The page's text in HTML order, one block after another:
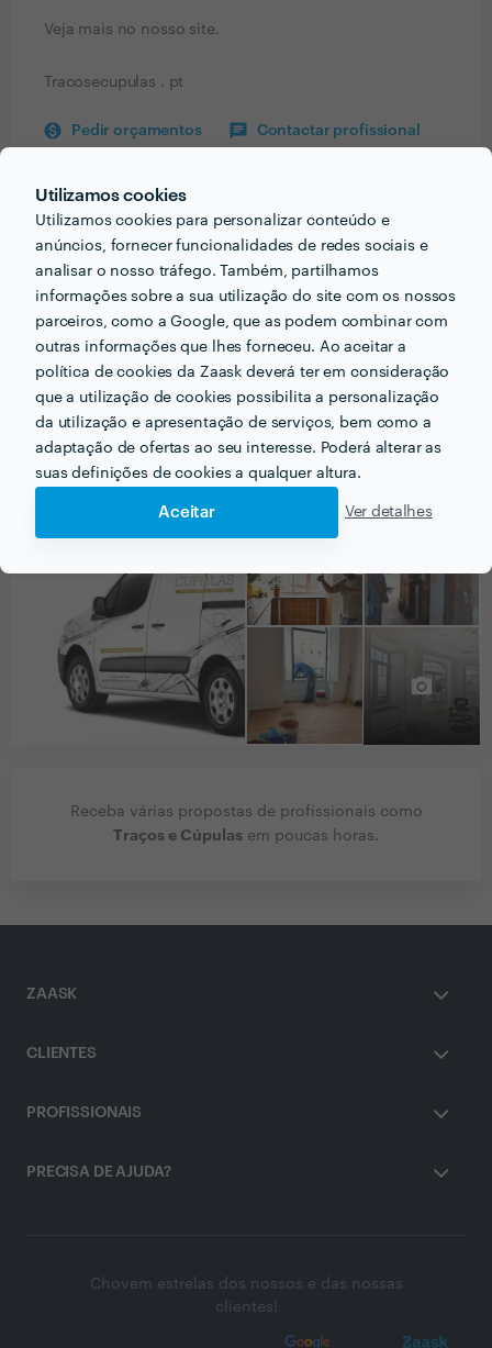
Utilizamos cookies
Utilizamos cookies para personalizar conteúdo e
anúncios, fornecer funcionalidades de redes sociais e
analisar o nosso tráfego. Também, partilhamos
informações sobre a sua utilização do site com os nossos
parceiros, como a Google, que as podem combinar com
outras informações que lhes forneceu. Ao aceitar a
política de cookies da Zaask deverá ter em consideração
que a utilização de cookies possibilita a personalização
da utilização e apresentação de serviços, bem como a
adaptação de ofertas ao seu interesse. Poderá alterar as
suas definições de cookies a qualquer altura.
Aceitar Ver detalhes
Veja mais no nosso site.
Tracosecupulas . pt
Pedir orçamentos Contactar profissional
Informação validada
perm_identity Dados de identificação
email Endereço de e-mail
PORTEFÓLIO
Receba várias propostas de profissionais como
Traços e Cúpulas em poucas horas.
ZAASK
CLIENTES
PROFISSIONAIS
PRECISA DE AJUDA?
Chovem estrelas dos nossos e das nossas
clientes!